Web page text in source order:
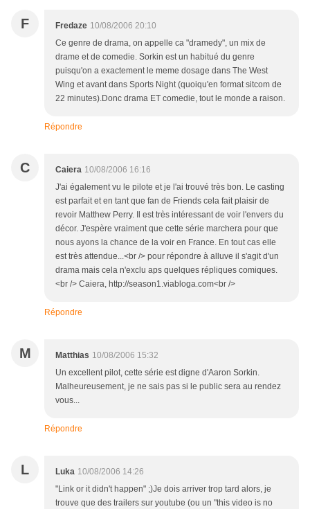
F Fredaze 10/08/2006 20:10
Ce genre de drama, on appelle ca "dramedy", un mix de
drame et de comedie. Sorkin est un habitué du genre
puisqu'on a exactement le meme dosage dans The West
Wing et avant dans Sports Night (quoiqu'en format sitcom de
22 minutes).Donc drama ET comedie, tout le monde a raison.
Répondre
C Caiera 10/08/2006 16:16
J'ai également vu le pilote et je l'ai trouvé très bon. Le casting
est parfait et en tant que fan de Friends cela fait plaisir de
revoir Matthew Perry. Il est très intéressant de voir l'envers du
décor. J'espère vraiment que cette série marchera pour que
nous ayons la chance de la voir en France. En tout cas elle
est très attendue...<br /> pour répondre à alluve il s'agit d'un
drama mais cela n'exclu aps quelques répliques comiques.
<br /> Caiera, http://season1.viabloga.com<br />
Répondre
M Matthias 10/08/2006 15:32
Un excellent pilot, cette série est digne d'Aaron Sorkin.
Malheureusement, je ne sais pas si le public sera au rendez
vous...
Répondre
L Luka 10/08/2006 14:26
"Link or it didn't happen" ;)Je dois arriver trop tard alors, je
trouve que des trailers sur youtube (ou un "this video is no